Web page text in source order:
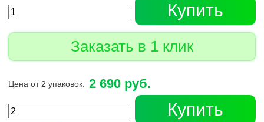
Купить
Заказать в 1 клик
Цена от 2 упаковок: 2 690 руб.
Купить